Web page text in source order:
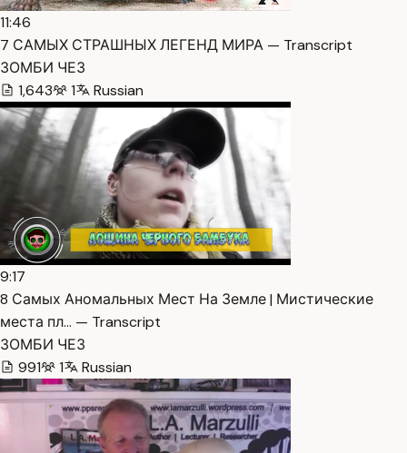
11:46
7 САМЫХ СТРАШНЫХ ЛЕГЕНД МИРА — Transcript
ЗОМБИ ЧЕЗ
1,643
1 Russian
9:17
8 Самых Аномальных Мест На Земле | Мистические
места пл… — Transcript
ЗОМБИ ЧЕЗ
991
1 Russian